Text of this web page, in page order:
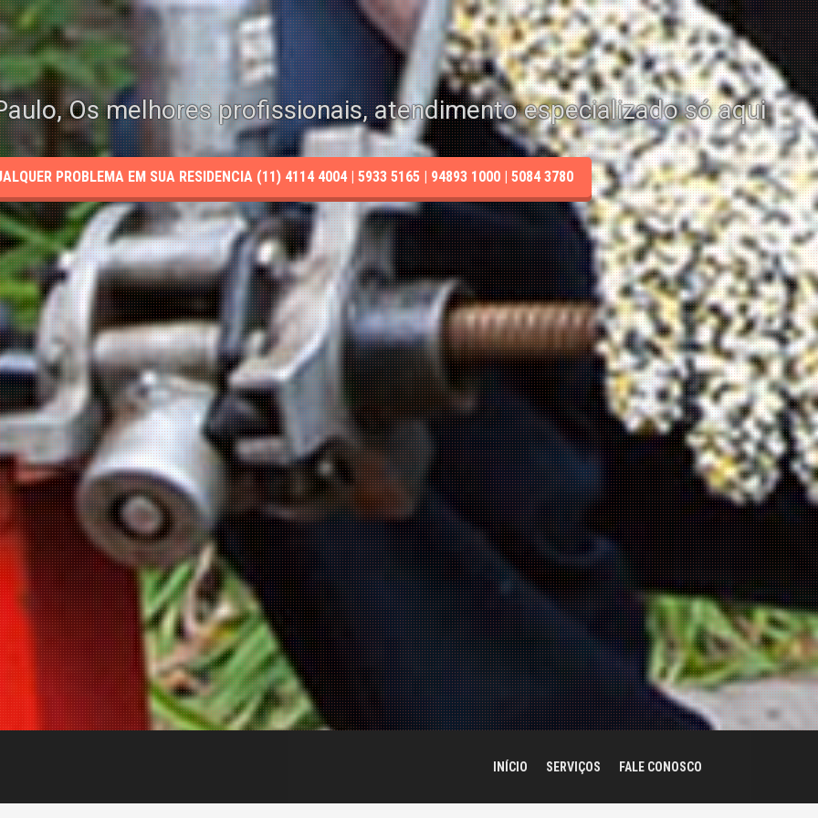
Os melhores profissionais, atendimento especializado só aqui
PROBLEMA EM SUA RESIDENCIA (11) 4114 4004 | 5933 5165 | 94893 1000 | 5084 3780
INÍCIO SERVIÇOS FALE CONOSCO